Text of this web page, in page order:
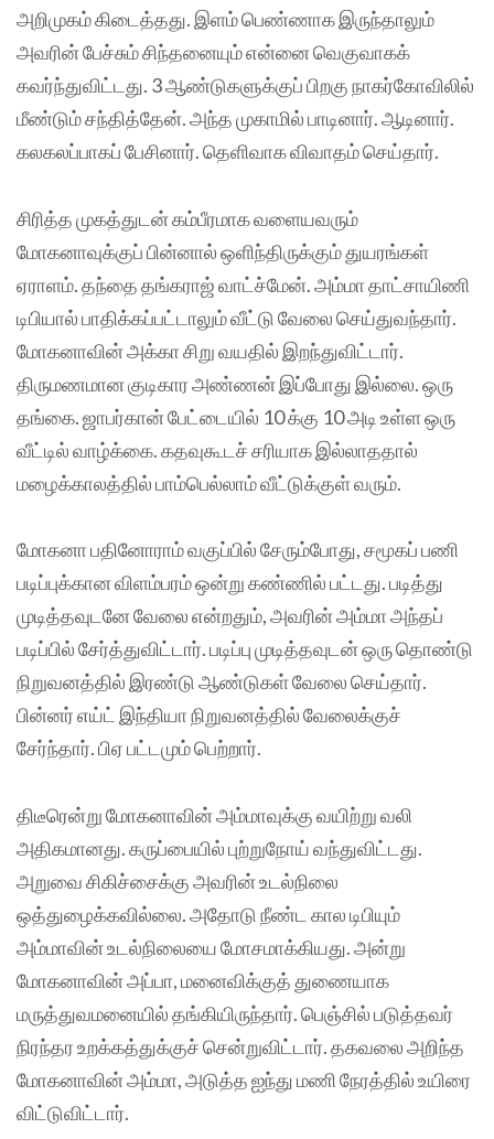
அறிமுகம் கிடைத்தது. இளம் பெண்ணாக இருந்தாலும்
அவரின் பேச்சும் சிந்தனையும் என்னை வெகுவாகக்
கவர்ந்துவிட்டது. 3 ஆண்டுகளுக்குப் பிறகு நாகர்கோவிலில்
மீண்டும் சந்தித்தேன். அந்த முகாமில் பாடினார். ஆடினார்.
கலகலப்பாகப் பேசினார். தெளிவாக விவாதம் செய்தார்.
சிரித்த முகத்துடன் கம்பீரமாக வளையவரும்
மோகனாவுக்குப் பின்னால் ஒளிந்திருக்கும் துயரங்கள்
ஏராளம். தந்தை தங்கராஜ் வாட்ச்மேன். அம்மா தாட்சாயிணி
டிபியால் பாதிக்கப்பட்டாலும் வீட்டு வேலை செய்துவந்தார்.
மோகனாவின் அக்கா சிறு வயதில் இறந்துவிட்டார்.
திருமணமான குடிகார அண்ணன் இப்போது இல்லை. ஒரு
தங்கை. ஜாபர்கான் பேட்டையில் 10 க்கு 10 அடி உள்ள ஒரு
வீட்டில் வாழ்க்கை. கதவுகூடச் சரியாக இல்லாததால்
மழைக்காலத்தில் பாம்பெல்லாம் வீட்டுக்குள் வரும்.
மோகனா பதினோராம் வகுப்பில் சேரும்போது, சமூகப் பணி
படிப்புக்கான விளம்பரம் ஒன்று கண்ணில் பட்டது. படித்து
முடித்தவுடனே வேலை என்றதும், அவரின் அம்மா அந்தப்
படிப்பில் சேர்த்துவிட்டார். படிப்பு முடித்தவுடன் ஒரு தொண்டு
நிறுவனத்தில் இரண்டு ஆண்டுகள் வேலை செய்தார்.
பின்னர் எய்ட் இந்தியா நிறுவனத்தில் வேலைக்குச்
சேர்ந்தார். பிஏ பட்டமும் பெற்றார்.
திடீரென்று மோகனாவின் அம்மாவுக்கு வயிற்று வலி
அதிகமானது. கருப்பையில் புற்றுநோய் வந்துவிட்டது.
அறுவை சிகிச்சைக்கு அவரின் உடல்நிலை
ஒத்துழைக்கவில்லை. அதோடு நீண்ட கால டிபியும்
அம்மாவின் உடல்நிலையை மோசமாக்கியது. அன்று
மோகனாவின் அப்பா, மனைவிக்குத் துணையாக
மருத்துவமனையில் தங்கியிருந்தார். பெஞ்சில் படுத்தவர்
நிரந்தர உறக்கத்துக்குச் சென்றுவிட்டார். தகவலை அறிந்த
மோகனாவின் அம்மா, அடுத்த ஐந்து மணி நேரத்தில் உயிரை
விட்டுவிட்டார்.